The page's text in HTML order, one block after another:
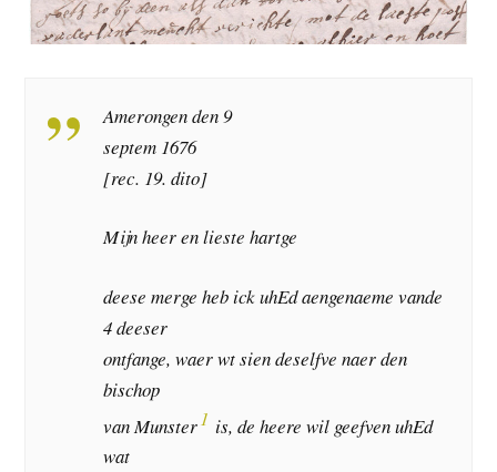
Amerongen den 9
septem 1676
[rec. 19. dito]
Mijn heer en lieste hartge
deese merge heb ick uhEd aengenaeme vande
4 deeser
ontfange, waer wt sien deselfve naer den
bischop
van Munster1 is, de heere wil geefven uhEd
wat